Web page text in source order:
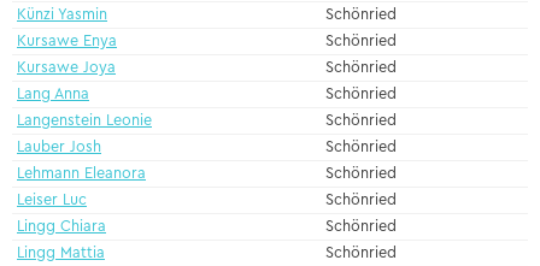
Künzi Yasmin
Schönried
Kursawe Enya
Schönried
Kursawe Joya
Schönried
Lang Anna
Schönried
Langenstein Leonie
Schönried
Lauber Josh
Schönried
Lehmann Eleanora
Schönried
Leiser Luc
Schönried
Lingg Chiara
Schönried
Lingg Mattia
Schönried